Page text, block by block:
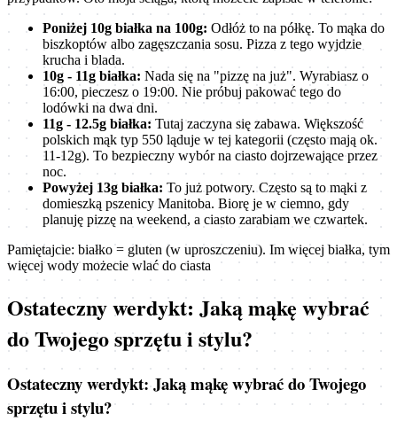
Poniżej 10g białka na 100g: Odłóż to na półkę. To mąka do
biszkoptów albo zagęszczania sosu. Pizza z tego wyjdzie
krucha i blada.
10g - 11g białka: Nada się na "pizzę na już". Wyrabiasz o
16:00, pieczesz o 19:00. Nie próbuj pakować tego do
lodówki na dwa dni.
11g - 12.5g białka: Tutaj zaczyna się zabawa. Większość
polskich mąk typ 550 ląduje w tej kategorii (często mają ok.
11-12g). To bezpieczny wybór na ciasto dojrzewające przez
noc.
Powyżej 13g białka: To już potwory. Często są to mąki z
domieszką pszenicy Manitoba. Biorę je w ciemno, gdy
planuję pizzę na weekend, a ciasto zarabiam we czwartek.
Pamiętajcie: białko = gluten (w uproszczeniu). Im więcej białka, tym
więcej wody możecie wlać do ciasta
Ostateczny werdykt: Jaką mąkę wybrać
do Twojego sprzętu i stylu?
Ostateczny werdykt: Jaką mąkę wybrać do Twojego
sprzętu i stylu?